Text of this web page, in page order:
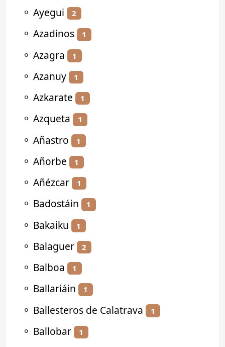
⚬ Ayegui 2
⚬ Azadinos 1
⚬ Azagra 1
⚬ Azanuy 1
⚬ Azkarate 1
⚬ Azqueta 1
⚬ Añastro 1
⚬ Añorbe 1
⚬ Añézcar 1
⚬ Badostáin 1
⚬ Bakaiku 1
⚬ Balaguer 2
⚬ Balboa 1
⚬ Ballariáin 1
⚬ Ballesteros de Calatrava 1
⚬ Ballobar 1